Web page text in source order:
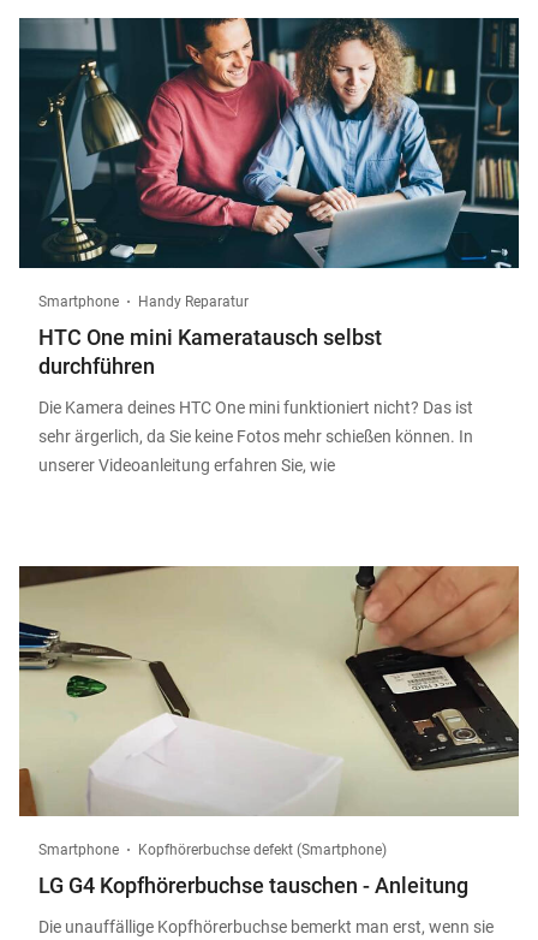
Smartphone Handy Reparatur
HTC One mini Kameratausch selbst
durchführen
Die Kamera deines HTC One mini funktioniert nicht? Das ist
sehr ärgerlich, da Sie keine Fotos mehr schießen können. In
unserer Videoanleitung erfahren Sie, wie
Smartphone Kopfhörerbuchse defekt (Smartphone)
LG G4 Kopfhörerbuchse tauschen - Anleitung
Die unauffällige Kopfhörerbuchse bemerkt man erst, wenn sie